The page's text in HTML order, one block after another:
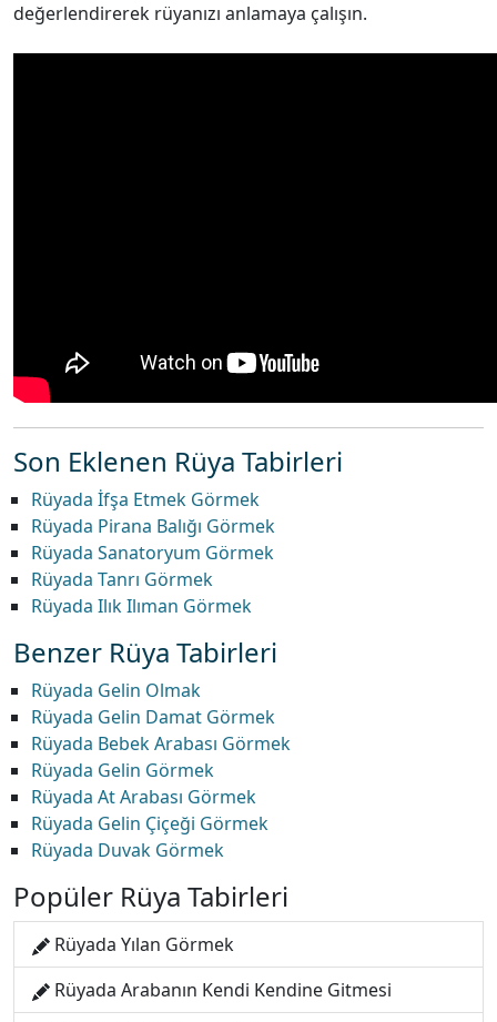
değerlendirerek rüyanızı anlamaya çalışın.
Son Eklenen Rüya Tabirleri
Rüyada İfşa Etmek Görmek
Rüyada Pirana Balığı Görmek
Rüyada Sanatoryum Görmek
Rüyada Tanrı Görmek
Rüyada Ilık Ilıman Görmek
Benzer Rüya Tabirleri
Rüyada Gelin Olmak
Rüyada Gelin Damat Görmek
Rüyada Bebek Arabası Görmek
Rüyada Gelin Görmek
Rüyada At Arabası Görmek
Rüyada Gelin Çiçeği Görmek
Rüyada Duvak Görmek
Popüler Rüya Tabirleri
Rüyada Yılan Görmek
Rüyada Arabanın Kendi Kendine Gitmesi